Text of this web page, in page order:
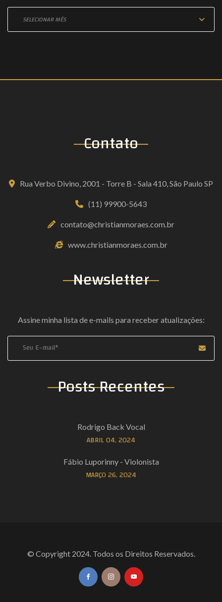
Contato
Rua Verbo Divino, 2001 - Torre B - Sala 410, São Paulo SP
(11) 99900-5643
contato@christianmoraes.com.br
www.christianmoraes.com.br
Newsletter
Assine minha lista de e-mails para receber atualizações:
Posts Recentes
Rodrigo Back Vocal
ABRIL 04, 2024
Fábio Luporinny - Violonista
MARÇO 26, 2024
© Copyright 2024. Todos os Direitos Reservados.